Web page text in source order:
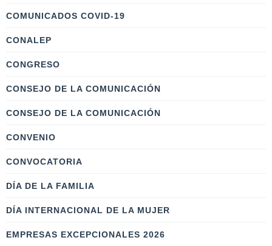
COMUNICADOS COVID-19
CONALEP
CONGRESO
CONSEJO DE LA COMUNICACIÓN
CONSEJO DE LA COMUNICACIÓN
CONVENIO
CONVOCATORIA
DÍA DE LA FAMILIA
DÍA INTERNACIONAL DE LA MUJER
EMPRESAS EXCEPCIONALES 2026